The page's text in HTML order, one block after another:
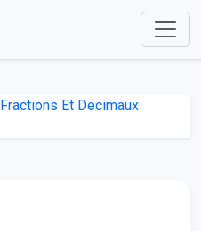
Fractions Et Decimaux